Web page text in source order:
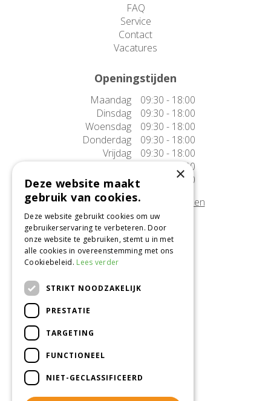
FAQ
Service
Contact
Vacatures
Openingstijden
Maandag
09:30 - 18:00
Dinsdag
09:30 - 18:00
Woensdag
09:30 - 18:00
Donderdag
09:30 - 18:00
Vrijdag
09:30 - 18:00
Zaterdag
09:30 - 17:00
Zondag
10:00 - 17:00
Afwijkende openingstijden tonen
Onze locatie
Tuincentrum Alméérplant
Jac. P. Thijsseweg 4
pinterest
×
Deze website maakt
gebruik van cookies.
Deze website gebruikt cookies om uw
gebruikerservaring te verbeteren. Door
onze website te gebruiken, stemt u in met
alle cookies in overeenstemming met ons
Cookiebeleid. Lees verder
STRIKT NOODZAKELIJK
PRESTATIE
TARGETING
FUNCTIONEEL
NIET-GECLASSIFICEERD